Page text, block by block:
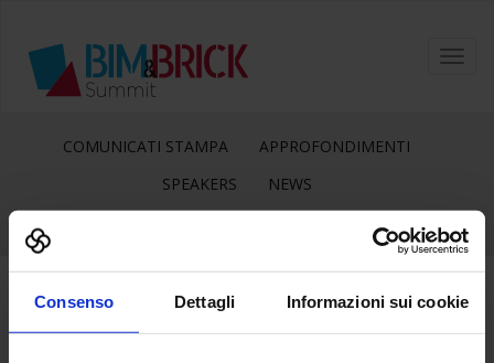
Consenso Dettagli Informazioni sui cookie
COMUNICATI STAMPA
APPROFONDIMENTI
SPEAKERS
NEWS